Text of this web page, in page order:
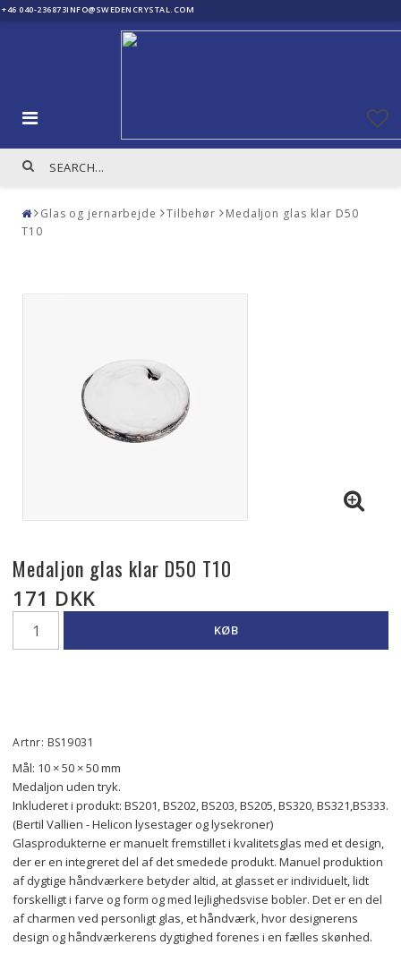
+46 040-236873INFO@SWEDENCRYSTAL.COM
Glas og jernarbejde Tilbehør
Medaljon glas klar D50
T10
Medaljon glas klar D50 T10
171 DKK
KØB
Artnr: BS19031
Mål: 10 × 50 × 50 mm
Medaljon uden tryk.
Inkluderet i produkt: BS201, BS202, BS203, BS205, BS320, BS321,BS333.
(Bertil Vallien - Helicon lysestager og lysekroner)
Glasprodukterne er manuelt fremstillet i kvalitetsglas med et design,
der er en integreret del af det smedede produkt. Manuel produktion
af dygtige håndværkere betyder altid, at glasset er individuelt, lidt
forskelligt i farve og form og med lejlighedsvise bobler. Det er en del
af charmen ved personligt glas, et håndværk, hvor designerens
design og håndværkerens dygtighed forenes i en fælles skønhed.